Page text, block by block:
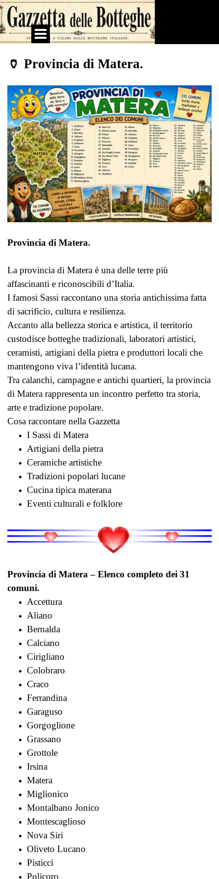
Vai ai contenuti
Salta menù
🏺 Provincia di Matera.
Provincia di Matera.
La provincia di Matera è una delle terre più
affascinanti e riconoscibili d’Italia.
I famosi Sassi raccontano una storia antichissima fatta
di sacrificio, cultura e resilienza.
Accanto alla bellezza storica e artistica, il territorio
custodisce botteghe tradizionali, laboratori artistici,
ceramisti, artigiani della pietra e produttori locali che
mantengono viva l’identità lucana.
Tra calanchi, campagne e antichi quartieri, la provincia
di Matera rappresenta un incontro perfetto tra storia,
arte e tradizione popolare.
Cosa raccontare nella Gazzetta
I Sassi di Matera
Artigiani della pietra
Ceramiche artistiche
Tradizioni popolari lucane
Cucina tipica materana
Eventi culturali e folklore
Provincia di Matera – Elenco completo dei 31
comuni.
Accettura
Aliano
Bernalda
Calciano
Cirigliano
Colobraro
Craco
Ferrandina
Garaguso
Gorgoglione
Grassano
Grottole
Irsina
Matera
Miglionico
Montalbano Jonico
Montescaglioso
Nova Siri
Oliveto Lucano
Pisticci
Policoro